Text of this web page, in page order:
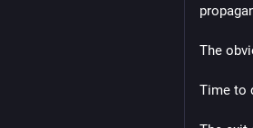
The
Time to